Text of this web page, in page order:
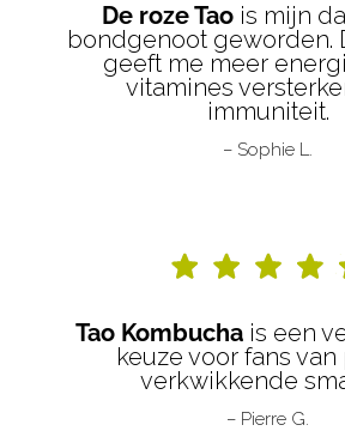
De roze Tao is mijn
bondgenoot geworden.
geeft me meer
vitamines
immuniteit.
– Sophie L.
Tao Kombuchais een
keuze voor fans
verkwikkende
– Pierre G.